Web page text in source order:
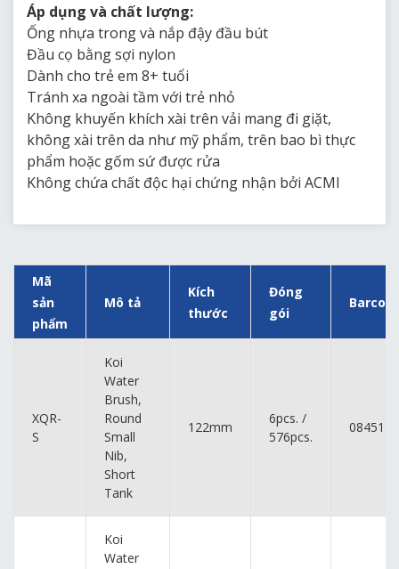
Áp dụng và chất lượng:
Ống nhựa trong và nắp đậy đầu bút
Đầu cọ bằng sợi nylon
Dành cho trẻ em 8+ tuổi
Tránh xa ngoài tầm với trẻ nhỏ
Không khuyến khích xài trên vải mang đi giặt,
không xài trên da như mỹ phẩm, trên bao bì thực
phẩm hoặc gốm sứ được rửa
Không chứa chất độc hại chứng nhận bởi ACMI
Mã
sản
phẩm
Mô tả
Kích
thước
Đóng
gói
XQR-
S
Koi
Water
Brush,
Round
Small
Nib,
Short
Tank
122mm
6pcs. /
576pcs.
Koi
Water